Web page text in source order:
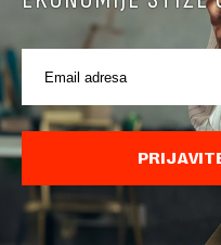
POVEZANI SADRŽAJI